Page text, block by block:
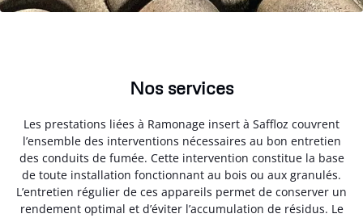
Nos services
Les prestations liées à Ramonage insert à Saffloz couvrent
l’ensemble des interventions nécessaires au bon entretien
des conduits de fumée. Cette intervention constitue la base
de toute installation fonctionnant au bois ou aux granulés.
L’entretien régulier de ces appareils permet de conserver un
rendement optimal et d’éviter l’accumulation de résidus. Le